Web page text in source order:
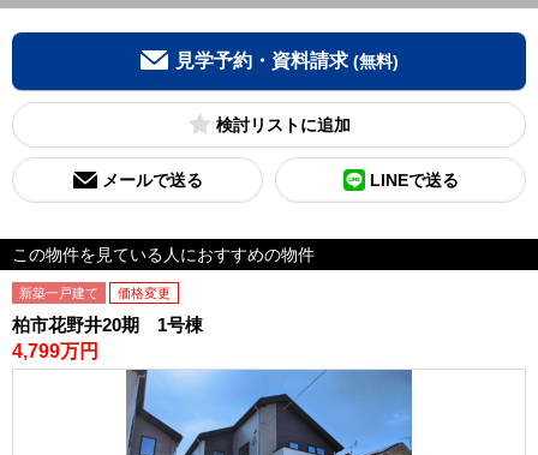
見学予約・資料請求 (無料)
検討リスト
メールで送る LINEで送る
この物件を見ている人におすすめの物件
新築一戸建て 価格変更
柏市花野井20期 1号棟
4,799万円